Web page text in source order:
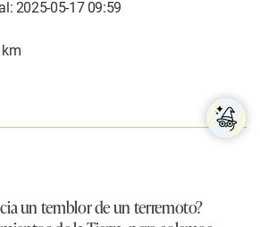
2025-05-17 09:59
un temblor de un terremoto?